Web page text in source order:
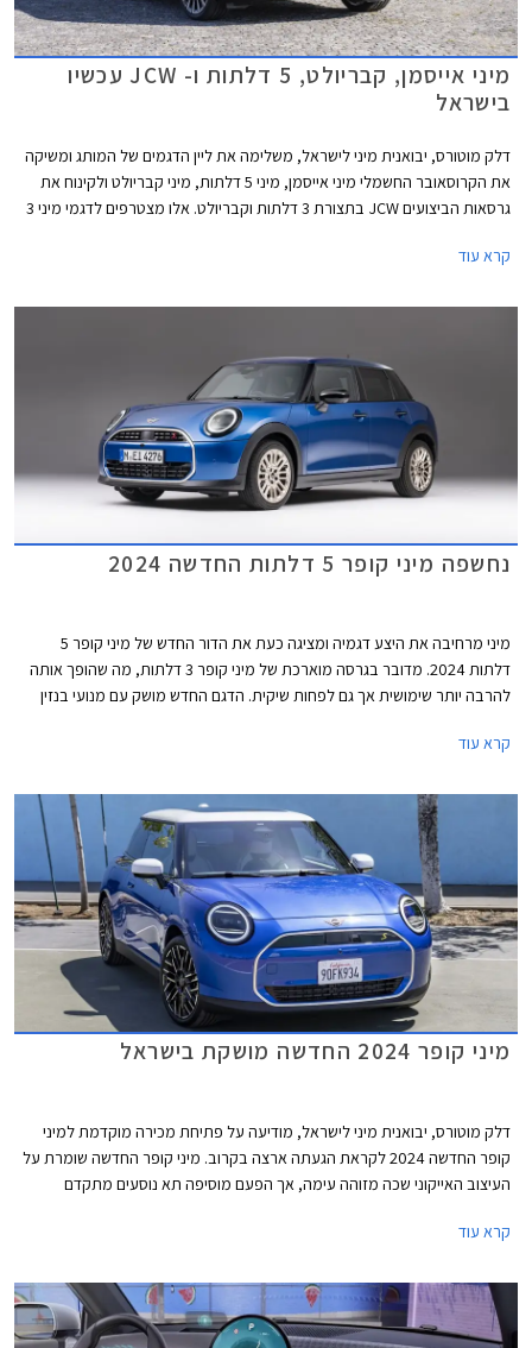
מיני אייסמן, קבריולט, 5 דלתות ו- JCW עכשיו
בישראל
דלק מוטורס, יבואנית מיני לישראל, משלימה את ליין הדגמים של המותג ומשיקה
את הקרוסאובר החשמלי מיני אייסמן, מיני 5 דלתות, מיני קבריולט ולקינוח את
גרסאות הביצועים JCW בתצורת 3 דלתות וקבריולט. אלו מצטרפים לדגמי מיני 3
קרא עוד
נחשפה מיני קופר 5 דלתות החדשה 2024
מיני מרחיבה את היצע דגמיה ומציגה כעת את הדור החדש של מיני קופר 5
דלתות 2024. מדובר בגרסה מוארכת של מיני קופר 3 דלתות, מה שהופך אותה
להרבה יותר שימושית אך גם לפחות שיקית. הדגם החדש מושק עם מנועי בנזין
קרא עוד
מיני קופר 2024 החדשה מושקת בישראל
דלק מוטורס, יבואנית מיני לישראל, מודיעה על פתיחת מכירה מוקדמת למיני
קופר החדשה 2024 לקראת הגעתה ארצה בקרוב. מיני קופר החדשה שומרת על
העיצוב האייקוני שכה מזוהה עימה, אך הפעם מוסיפה תא נוסעים מתקדם
חשמל ובנזין בשתי רמות אבזור לבחירה.
קרא עוד